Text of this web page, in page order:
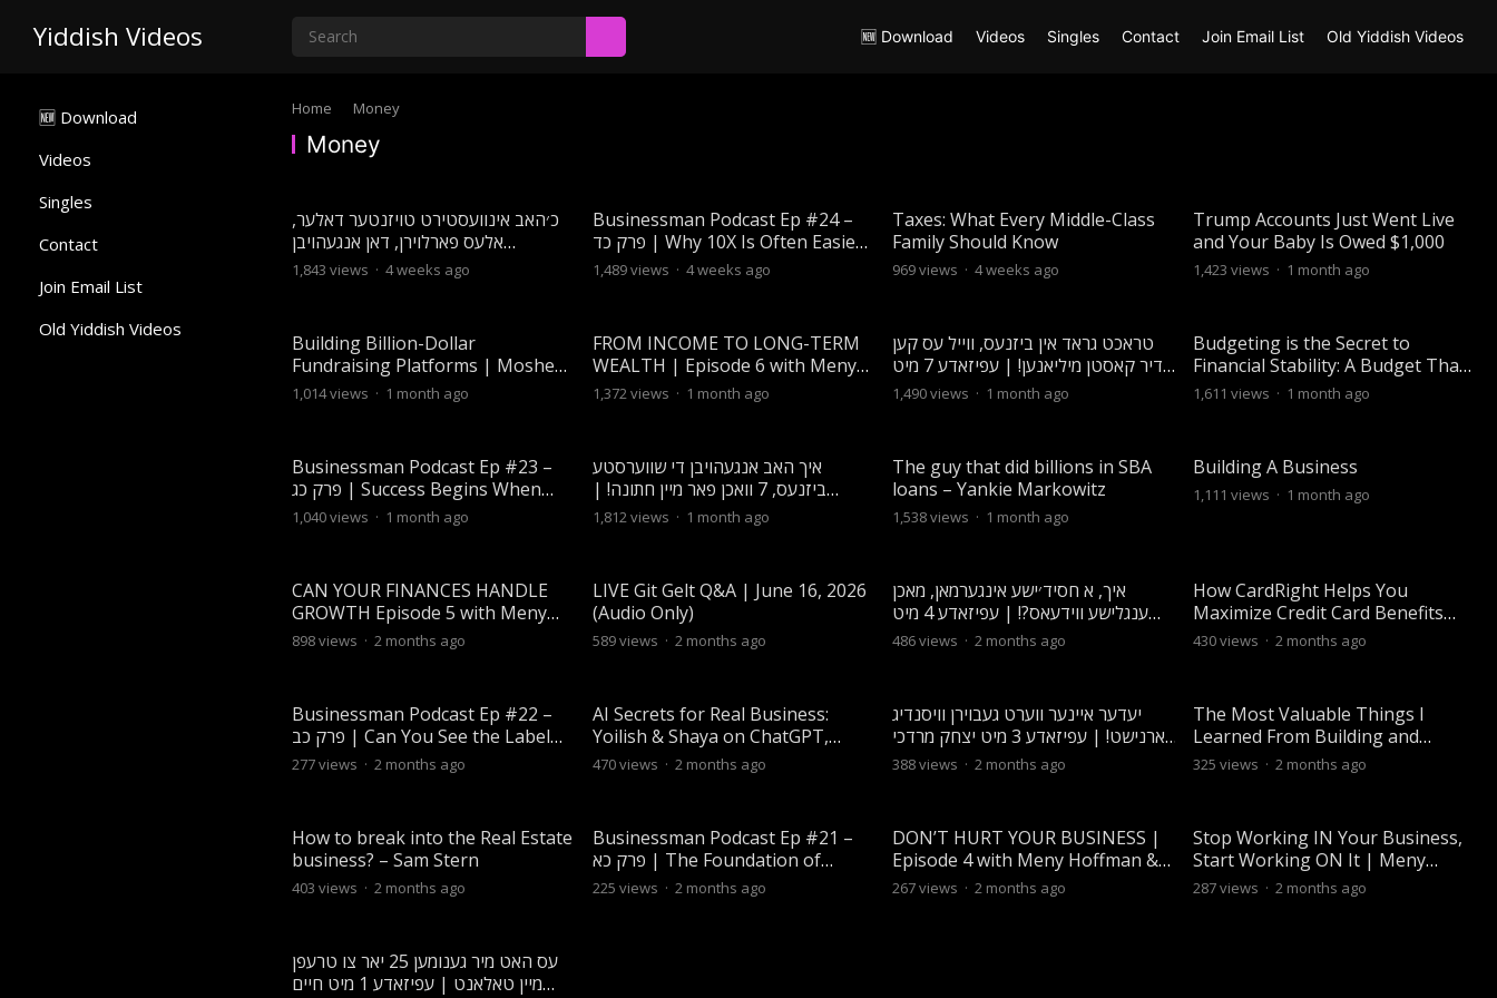
Yiddish Videos 🆕 Download Videos Singles Contact Join Email List Old Yiddish Videos
🆕 Download
Videos
Singles
Contact
Join Email List
Old Yiddish Videos
Home Money
Money
כ׳האב אינוועסטירט טויזנטער דאלער,
אלעס פארלוירן, דאן אנגעהויבן
פונדאסניי | עפיזאדע 8 מיט משה
1,843 views · 4 weeks ago
Businessman Podcast Ep #24 –
פרק כד | Why 10X Is Often Easier
Than 2X
1,489views · 4 weeks ago
Taxes: What Every Middle-Class
Family Should Know
969views · 4 weeks ago
Trump Accounts Just Went Live
and Your Baby Is Owed $1,000
1,423 views · 1 month ago
Building Billion-Dollar
Fundraising Platforms | Moshe
Hecht Journey from Charidy to
1,014views · 1 month ago
FROM INCOME TO LONG-TERM
WEALTH | Episode 6 with Meny
Hoffman & Simeon Friedman
1,372views · 1 month ago
טראכט גראד אין ביזנעס, ווייל עס קען
דיר קאסטן מיליאנען! | עפיזאדע 7 מיט
אלי עקשטיין
1,490views · 1 month ago
Budgeting is the Secret to
Financial Stability: A Budget That
Actually Works
1,611 views · 1 month ago
Businessman Podcast Ep #23 –
פרק כג | Success Begins When
Motivation Ends
1,040views · 1 month ago
איך האב אנגעהויבן די שווערסטע
ביזנעס, 7 וואכן פאר מיין חתונה! |
עפיזאדע 6 מיט משה גאטליעב
1,812views · 1 month ago
The guy that did billions in SBA
loans – Yankie Markowitz
1,538views · 1 month ago
Building A Business
1,111 views · 1 month ago
CAN YOUR FINANCES HANDLE
GROWTH Episode 5 with Meny
Hoffman & Simeon Friedman
898views · 2 months ago
LIVE Git Gelt Q&A | June 16, 2026
(Audio Only)
589views · 2 months ago
איך, א חסיד׳ישע אינגערמאן, מאכן
ענגלישע ווידעאס?! | עפיזאדע 4 מיט
משה וויגדער
486views · 2 months ago
How CardRight Helps You
Maximize Credit Card Benefits
the Easy Way
430views · 2 months ago
Businessman Podcast Ep #22 –
פרק כב | Can You See the Label
From Inside the Bottle?
277views · 2 months ago
AI Secrets for Real Business:
Yoilish & Shaya on ChatGPT,
Claude & Gemini for maximum
470views · 2 months ago
יעדער איינער ווערט געבוירן וויסנדיג
גארנישט! | עפיזאדע 3 מיט יצחק מרדכי
שווארץ
388views · 2 months ago
The Most Valuable Things I
Learned From Building and
Selling 4 Companies
325 views · 2 months ago
How to break into the Real Estate
business? – Sam Stern
403 views · 2 months ago
Businessman Podcast Ep #21 –
פרק כא | The Foundation of
Business
225 views · 2 months ago
DON’T HURT YOUR BUSINESS |
Episode 4 with Meny Hoffman &
Simeon Friedman
267views · 2 months ago
Stop Working IN Your Business,
Start Working ON It | Meny
Hoffman x Yoilish
287views · 2 months ago
עס האט מיר גענומען 25 יאר צו טרעפן
מיין טאלאנט | עפיזאדע 1 מיט חיים